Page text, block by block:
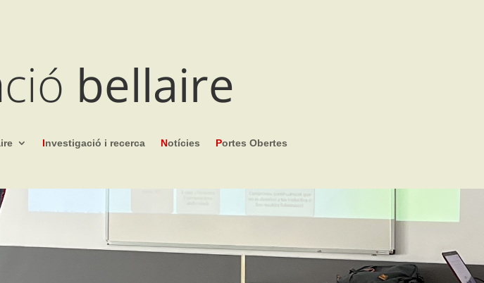
bellaire
Investigació i recerca Notícies Portes Obertes